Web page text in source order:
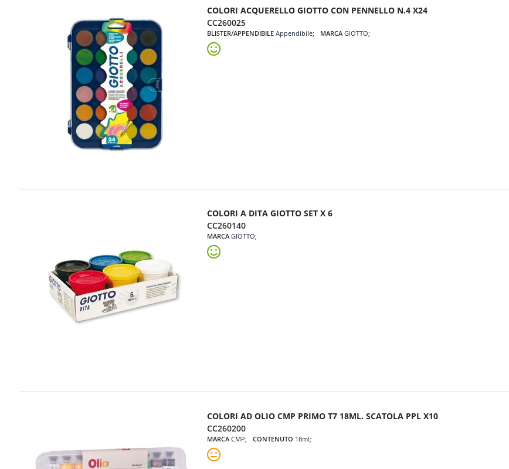
COLORI ACQUERELLO GIOTTO CON PENNELLO N.4 X24
CC260025
BLISTER/APPENDIBILE Appendibile MARCA GIOTTO
COLORI A DITA GIOTTO SET X 6
CC260140
MARCA GIOTTO
COLORI AD OLIO CMP PRIMO T7 18ML. SCATOLA PPL X10
CC260200
MARCA CMP CONTENUTO 18ml